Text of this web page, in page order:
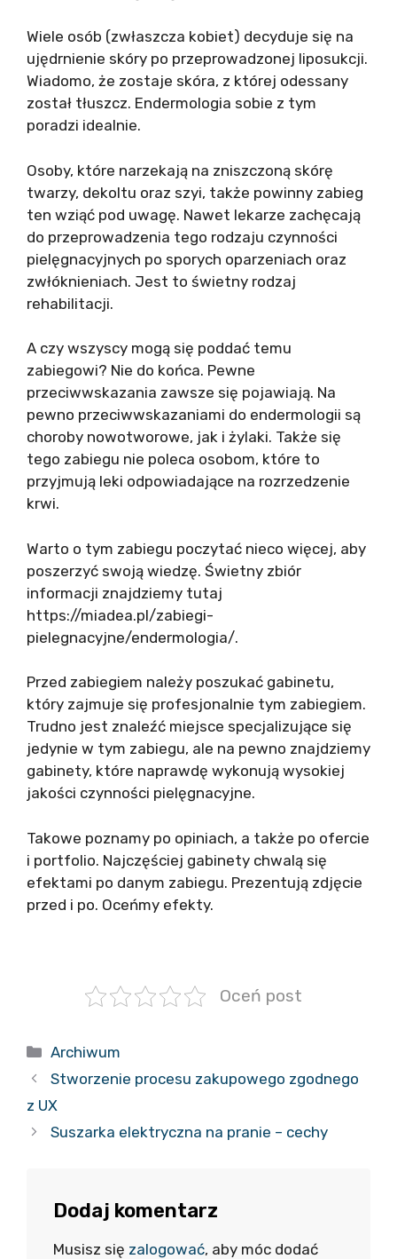
Wiele osób (zwłaszcza kobiet) decyduje się na
ujędrnienie skóry po przeprowadzonej liposukcji.
Wiadomo, że zostaje skóra, z której odessany
został tłuszcz. Endermologia sobie z tym
poradzi idealnie.
Osoby, które narzekają na zniszczoną skórę
twarzy, dekoltu oraz szyi, także powinny zabieg
ten wziąć pod uwagę. Nawet lekarze zachęcają
do przeprowadzenia tego rodzaju czynności
pielęgnacyjnych po sporych oparzeniach oraz
zwłóknieniach. Jest to świetny rodzaj
rehabilitacji.
A czy wszyscy mogą się poddać temu
zabiegowi? Nie do końca. Pewne
przeciwwskazania zawsze się pojawiają. Na
pewno przeciwwskazaniami do endermologii są
choroby nowotworowe, jak i żylaki. Także się
tego zabiegu nie poleca osobom, które to
przyjmują leki odpowiadające na rozrzedzenie
krwi.
Warto o tym zabiegu poczytać nieco więcej, aby
poszerzyć swoją wiedzę. Świetny zbiór
informacji znajdziemy tutaj
https://miadea.pl/zabiegi-
pielegnacyjne/endermologia/.
Przed zabiegiem należy poszukać gabinetu,
który zajmuje się profesjonalnie tym zabiegiem.
Trudno jest znaleźć miejsce specjalizujące się
jedynie w tym zabiegu, ale na pewno znajdziemy
gabinety, które naprawdę wykonują wysokiej
jakości czynności pielęgnacyjne.
Takowe poznamy po opiniach, a także po ofercie
i portfolio. Najczęściej gabinety chwalą się
efektami po danym zabiegu. Prezentują zdjęcie
przed i po. Oceńmy efekty.
Oceń post
Kategorie
Archiwum
Stworzenie procesu zakupowego zgodnego
z UX
Suszarka elektryczna na pranie – cechy
Dodaj komentarz
Musisz się zalogować, aby móc dodać